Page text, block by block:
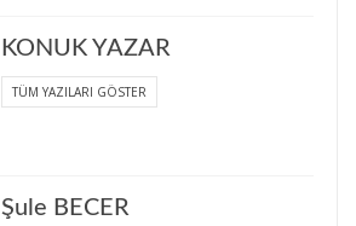
KONUK YAZAR
TÜM YAZILARI GÖSTER
Şule BECER